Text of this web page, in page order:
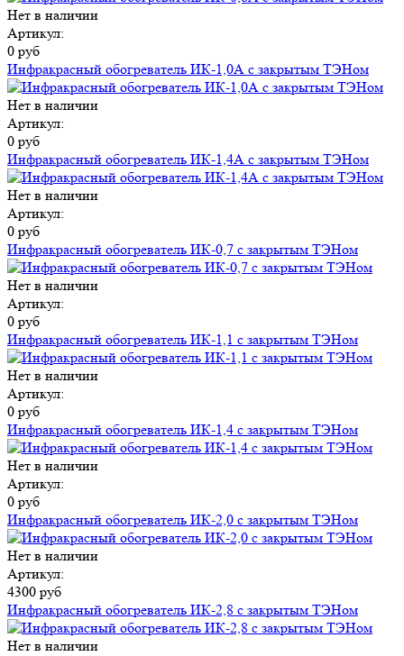
Нет в наличии
Артикул:
0 руб
Инфракрасный обогреватель ИК-1,0А с закрытым ТЭНом
Нет в наличии
Артикул:
0 руб
Инфракрасный обогреватель ИК-1,4А с закрытым ТЭНом
Нет в наличии
Артикул:
0 руб
Инфракрасный обогреватель ИК-0,7 с закрытым ТЭНом
Нет в наличии
Артикул:
0 руб
Инфракрасный обогреватель ИК-1,1 с закрытым ТЭНом
Нет в наличии
Артикул:
0 руб
Инфракрасный обогреватель ИК-1,4 с закрытым ТЭНом
Нет в наличии
Артикул:
0 руб
Инфракрасный обогреватель ИК-2,0 с закрытым ТЭНом
Нет в наличии
Артикул:
4300 руб
Инфракрасный обогреватель ИК-2,8 с закрытым ТЭНом
Нет в наличии